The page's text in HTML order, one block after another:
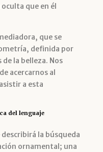
que en él
que se
definida por
la belleza. Nos
acercarnos al
a esta
del lenguaje
la búsqueda
ornamental; una